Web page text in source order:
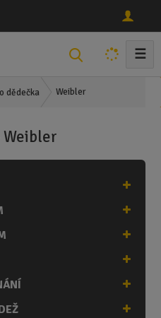
h
a
☰
dědečka Weibler
Weibler